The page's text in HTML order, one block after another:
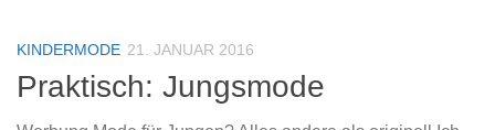
KINDERMODE 21. JANUAR 2016
Praktisch: Jungsmode